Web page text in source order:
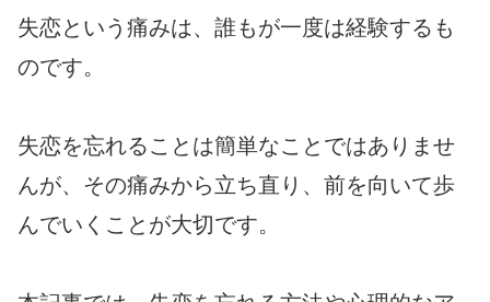
失恋という痛みは、誰もが一度は経験するも
のです。
失恋を忘れることは簡単なことではありませ
んが、その痛みから立ち直り、前を向いて歩
んでいくことが大切です。